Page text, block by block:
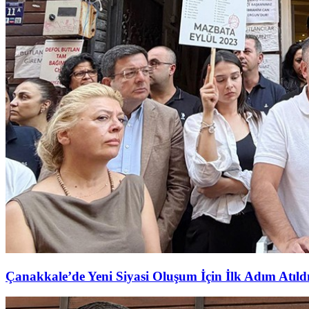
Çanakkale’de Yeni Siyasi Oluşum İçin İlk Adım